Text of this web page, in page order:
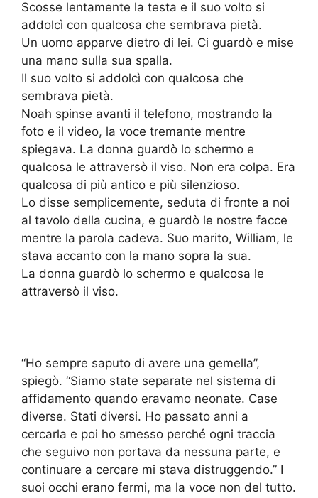
Scosse lentamente la testa e il suo volto si
addolcì con qualcosa che sembrava pietà.
Un uomo apparve dietro di lei. Ci guardò e mise
una mano sulla sua spalla.
Il suo volto si addolcì con qualcosa che
sembrava pietà.
Noah spinse avanti il telefono, mostrando la
foto e il video, la voce tremante mentre
spiegava. La donna guardò lo schermo e
qualcosa le attraversò il viso. Non era colpa. Era
qualcosa di più antico e più silenzioso.
Lo disse semplicemente, seduta di fronte a noi
al tavolo della cucina, e guardò le nostre facce
mentre la parola cadeva. Suo marito, William, le
stava accanto con la mano sopra la sua.
La donna guardò lo schermo e qualcosa le
attraversò il viso.
“Ho sempre saputo di avere una gemella”,
spiegò. “Siamo state separate nel sistema di
affidamento quando eravamo neonate. Case
diverse. Stati diversi. Ho passato anni a
cercarla e poi ho smesso perché ogni traccia
che seguivo non portava da nessuna parte, e
continuare a cercare mi stava distruggendo.” I
suoi occhi erano fermi, ma la voce non del tutto.